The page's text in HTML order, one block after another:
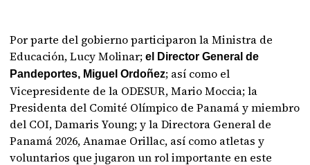
Por parte del gobierno participaron la Ministra de
Educación, Lucy Molinar;el Director General de
Pandeportes, Miguel Ordoñez; así como el
Vicepresidente de la ODESUR, Mario Moccia; la
Presidenta del Comité Olímpico de Panamá y miembro
del COI, Damaris Young; y la Directora General de
Panamá 2026, Anamae Orillac, así como atletas y
voluntarios que jugaron un rol importante en este